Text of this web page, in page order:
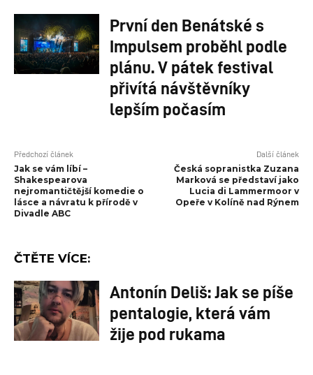
První den Benátské s
Impulsem proběhl podle
plánu. V pátek festival
přivítá návštěvníky
lepším počasím
Předchozí článek
Jak se vám líbí –
Shakespearova
nejromantičtější komedie o
lásce a návratu k přírodě v
Divadle ABC
Další článek
Česká sopranistka Zuzana
Marková se představí jako
Lucia di Lammermoor v
Opeře v Kolíně nad Rýnem
ČTĚTE VÍCE:
Antonín Deliš: Jak se píše
pentalogie, která vám
žije pod rukama